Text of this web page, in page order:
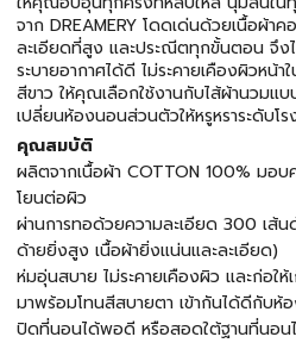
จาก DREAMERY โดดเด่นด้วยเนื้อผ้
ละเอียดที่สูง และประณีตทุกขั้นตอน จึง
ระบายอากาศได้ดี ไม่ระคายเคืองผิวห
สีขาว ให้คุณเลือกใช้งานกับไส้ผ้านวมแ
เปลี่ยนห้องนอนส่วนตัวให้หรูหราระดับโร
คุณสมบัติ
ผลิตจากเนื้อผ้า COTTON 100% มอ
โยนต่อผิว
ผ่านการทอด้วยความละเอียด 300 เส้
ด้ายยิ่งสูง เนื้อผ้ายิ่งแน่นและละเอียด)
ห่มอุ่นสบาย ไม่ระคายเคืองผิว และก่อให้
มาพร้อมโทนสีสบายตา เข้ากันได้ดีกับห้
ปิดที่นอนได้พอดี หรือสอดใต้ฐานที่นอนไ